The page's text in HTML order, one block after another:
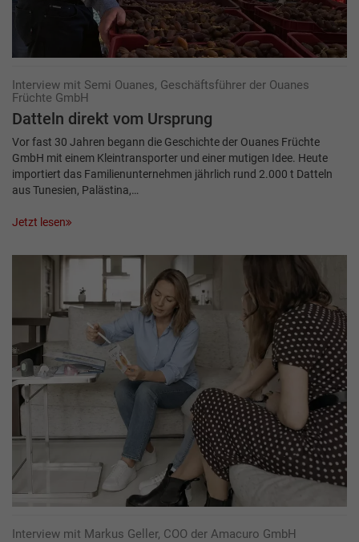
Interview mit Semi Ouanes, Geschäftsführer der Ouanes
Früchte GmbH
Datteln direkt vom Ursprung
Vor fast 30 Jahren begann die Geschichte der Ouanes Früchte
GmbH mit einem Kleintransporter und einer mutigen Idee. Heute
importiert das Familienunternehmen jährlich rund 2.000 t Datteln
aus Tunesien, Palästina,…
Jetzt lesen
Interview mit Markus Geller, COO der Amacuro GmbH